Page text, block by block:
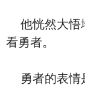
他恍然大悟
看勇者。
勇者的表情